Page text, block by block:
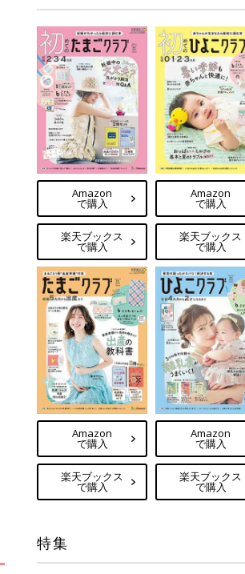
Amazon
で購入
楽天ブックス
で購入
Amazon
で購入
楽天ブックス
で購入
Amazon
で購入
楽天ブックス
で購入
Amazon
で購入
楽天ブックス
で購入
特集